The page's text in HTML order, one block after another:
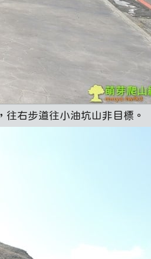
右步道往小油坑山非目標。